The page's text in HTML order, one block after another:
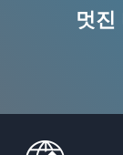
멋진